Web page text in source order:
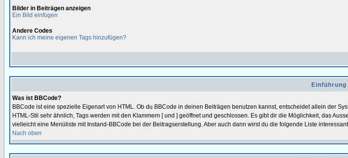
Bilder in Beiträgen anzeigen
Ein Bild einfügen
Andere Codes
Kann ich meine eigenen Tags hinzufügen?
Einführung
Was ist BBCode?
BBCode ist eine spezielle Eigenart von HTML. Ob du BBCode in deinen Beiträgen benutzen kannst, entscheidet allein der
HTML-Stil sehr ähnlich, Tags werden mit den Klammern [ und ] geöffnet und geschlossen. Es gibt dir die Möglichkeit, das
vielleicht eine Menüliste mit Instand-BBCode bei der Beitragserstellung. Aber auch dann wirst du die folgende Liste
Nach oben